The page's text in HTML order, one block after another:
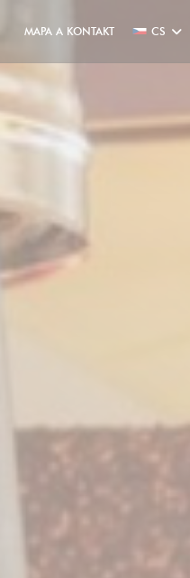
((OTEVŘE SE V NOVÉM OKNĚ))
MAPA A KONTAKT CS